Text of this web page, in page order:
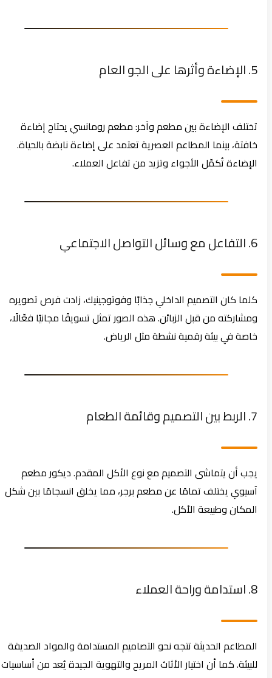
تختلف الإضاءة بين مطعم وآخر: مطعم رومانسي يحتاج إضاءة
خافتة، بينما المطاعم العصرية تعتمد على إضاءة نابضة بالحياة.
الإضاءة تُكمّل الأجواء وتزيد من تفاعل العملاء.
كلما كان التصميم الداخلي جذابًا وفوتوجينيك، زادت فرص تصويره
ومشاركته من قبل الزبائن. هذه الصور تمثل تسويقًا مجانيًا فعّالًا،
خاصة في بيئة رقمية نشطة مثل الرياض.
يجب أن يتماشى التصميم مع نوع الأكل المقدم. ديكور مطعم
آسيوي يختلف تمامًا عن مطعم برجر، مما يخلق انسجامًا بين شكل
المكان وطبيعة الأكل.
المطاعم الحديثة تتجه نحو التصاميم المستدامة والمواد الصديقة
للبيئة. كما أن اختيار الأثاث المريح والتهوية الجيدة يُعد من أساسيات